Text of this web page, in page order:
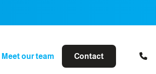
Meet our team Contact